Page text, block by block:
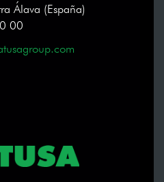
Álava (España)
00